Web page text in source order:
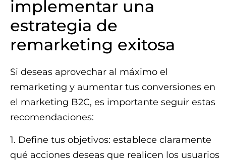
implementar una
estrategia de
remarketing exitosa
Si deseas aprovechar al máximo el
remarketing y aumentar tus conversiones en
el marketing B2C, es importante seguir estas
recomendaciones:
1. Define tus objetivos: establece claramente
qué acciones deseas que realicen los usuarios